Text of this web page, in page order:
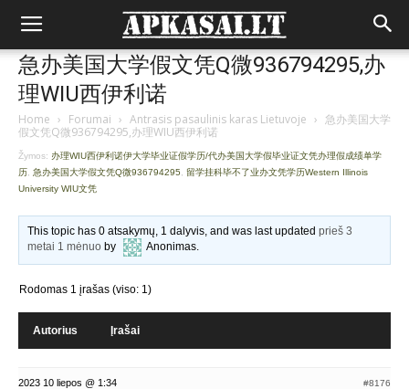
急办美国大学假文凭Q微936794295,办
理WIU西伊利诺
Home › Forumai › Antrasis pasaulinis karas Lietuvoje › 急办美国大学
假文凭Q微936794295,办理WIU西伊利诺
Žymos: 办理WIU西伊利诺伊大学毕业证假学历/代办美国大学假毕业证文凭办理假成绩单学
历 急办美国大学假文凭Q微936794295
留学挂科毕不了业办文凭学历Western Illinois
University WIU文凭
This topic has 0 atsakymų, 1 dalyvis, and was last updatedprieš 3
metai 1 mėnuo by Anonimas.
Rodomas 1 įrašas (viso: 1)
Autorius Įrašai
2023 10 liepos @ 1:34 #8176